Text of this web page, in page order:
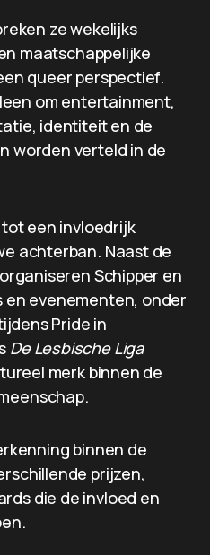
ze wekelijks
maatschappelijke
queer perspectief.
om entertainment,
identiteit en de
worden verteld in de
een invloedrijk
achterban. Naast de
Schipper en
en evenementen, onder
Pride in
De Lesbische Liga
merk binnen de
binnen de
prijzen,
die de invloed en